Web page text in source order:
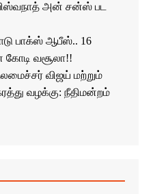
விஸ்வநாத் அன் சன்ஸ் பட
பாக்ஸ் ஆபீஸ்.. 16
வசூலா!!
விஜய் மற்றும்
வழக்கு: நீதிமன்றம்